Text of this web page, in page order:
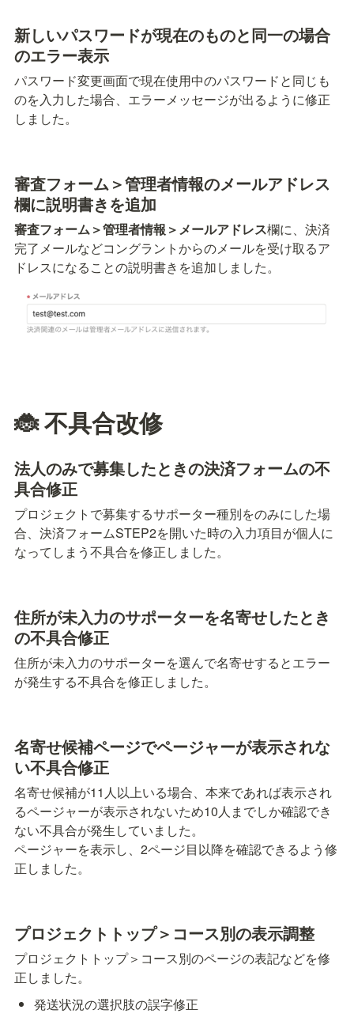
新しいパスワードが現在のものと同一の場合
のエラー表示
パスワード変更画面で現在使用中のパスワードと同じも
のを入力した場合、エラーメッセージが出るように修正
しました。
審査フォーム＞管理者情報のメールアドレス
欄に説明書きを追加
審査フォーム＞管理者情報＞メールアドレス欄に、決済
完了メールなどコングラントからのメールを受け取るア
ドレスになることの説明書きを追加しました。
🐞 不具合改修
法人のみで募集したときの決済フォームの不
具合修正
プロジェクトで募集するサポーター種別をのみにした場
合、決済フォームSTEP2を開いた時の入力項目が個人に
なってしまう不具合を修正しました。
住所が未入力のサポーターを名寄せしたとき
の不具合修正
住所が未入力のサポーターを選んで名寄せするとエラー
が発生する不具合を修正しました。
名寄せ候補ページでページャーが表示されな
い不具合修正
名寄せ候補が11人以上いる場合、本来であれば表示され
るページャーが表示されないため10人までしか確認でき
ない不具合が発生していました。
ページャーを表示し、2ページ目以降を確認できるよう修
正しました。
プロジェクトトップ＞コース別の表示調整
プロジェクトトップ＞コース別のページの表記などを修
正しました。
発送状況の選択肢の誤字修正